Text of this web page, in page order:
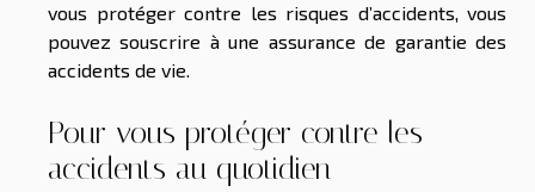
vous protéger contre les risques d’accidents, vous
pouvez souscrire à une assurance de garantie des
accidents de vie.
Pour vous protéger contre les
accidents au quotidien